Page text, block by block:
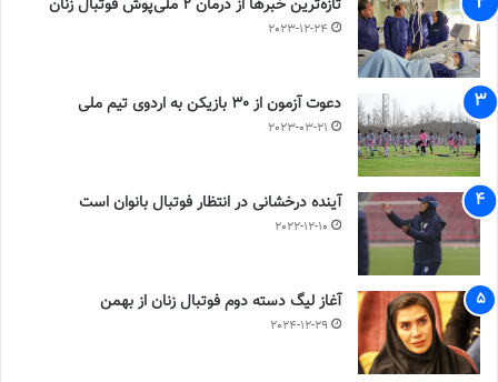
تازه‌ترین خبرها از درمان ۲ ملی‌پوش فوتبال زنان
2023-12-24
دعوت آزمون از 30 بازیکن به اردوی تیم ملی
2023-03-21
آینده درخشانی در انتظار فوتبال بانوان است
2022-12-10
آغاز لیگ دسته دوم فوتبال زنان از بهمن
2024-12-29